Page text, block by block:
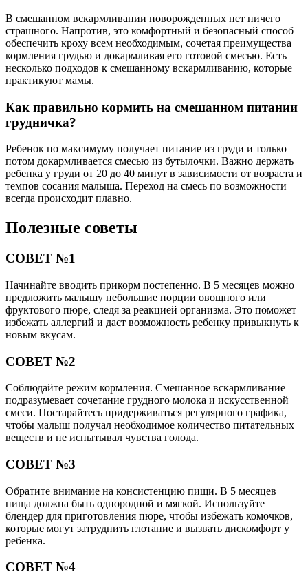
В смешанном вскармливании новорожденных нет ничего
страшного. Напротив, это комфортный и безопасный способ
обеспечить кроху всем необходимым, сочетая преимущества
кормления грудью и докармливая его готовой смесью. Есть
несколько подходов к смешанному вскармливанию, которые
практикуют мамы.
Как правильно кормить на смешанном питании
грудничка?
Ребенок по максимуму получает питание из груди и только
потом докармливается смесью из бутылочки. Важно держать
ребенка у груди от 20 до 40 минут в зависимости от возраста и
темпов сосания малыша. Переход на смесь по возможности
всегда происходит плавно.
Полезные советы
СОВЕТ №1
Начинайте вводить прикорм постепенно. В 5 месяцев можно
предложить малышу небольшие порции овощного или
фруктового пюре, следя за реакцией организма. Это поможет
избежать аллергий и даст возможность ребенку привыкнуть к
новым вкусам.
СОВЕТ №2
Соблюдайте режим кормления. Смешанное вскармливание
подразумевает сочетание грудного молока и искусственной
смеси. Постарайтесь придерживаться регулярного графика,
чтобы малыш получал необходимое количество питательных
веществ и не испытывал чувства голода.
СОВЕТ №3
Обратите внимание на консистенцию пищи. В 5 месяцев
пища должна быть однородной и мягкой. Используйте
блендер для приготовления пюре, чтобы избежать комочков,
которые могут затруднить глотание и вызвать дискомфорт у
ребенка.
СОВЕТ №4